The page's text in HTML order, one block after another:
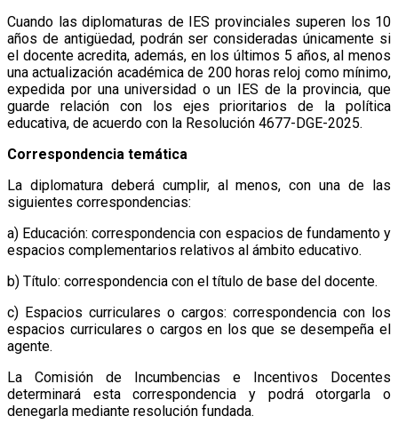
Cuando las diplomaturas de IES provinciales superen los 10
años de antigüedad, podrán ser consideradas únicamente si
el docente acredita, además, en los últimos 5 años, al menos
una actualización académica de 200 horas reloj como mínimo,
expedida por una universidad o un IES de la provincia, que
guarde relación con los ejes prioritarios de la política
educativa, de acuerdo con la Resolución 4677-DGE-2025.
Correspondencia temática
La diplomatura deberá cumplir, al menos, con una de las
siguientes correspondencias:
a) Educación: correspondencia con espacios de fundamento y
espacios complementarios relativos al ámbito educativo.
b) Título: correspondencia con el título de base del docente.
c) Espacios curriculares o cargos: correspondencia con los
espacios curriculares o cargos en los que se desempeña el
agente.
La Comisión de Incumbencias e Incentivos Docentes
determinará esta correspondencia y podrá otorgarla o
denegarla mediante resolución fundada.